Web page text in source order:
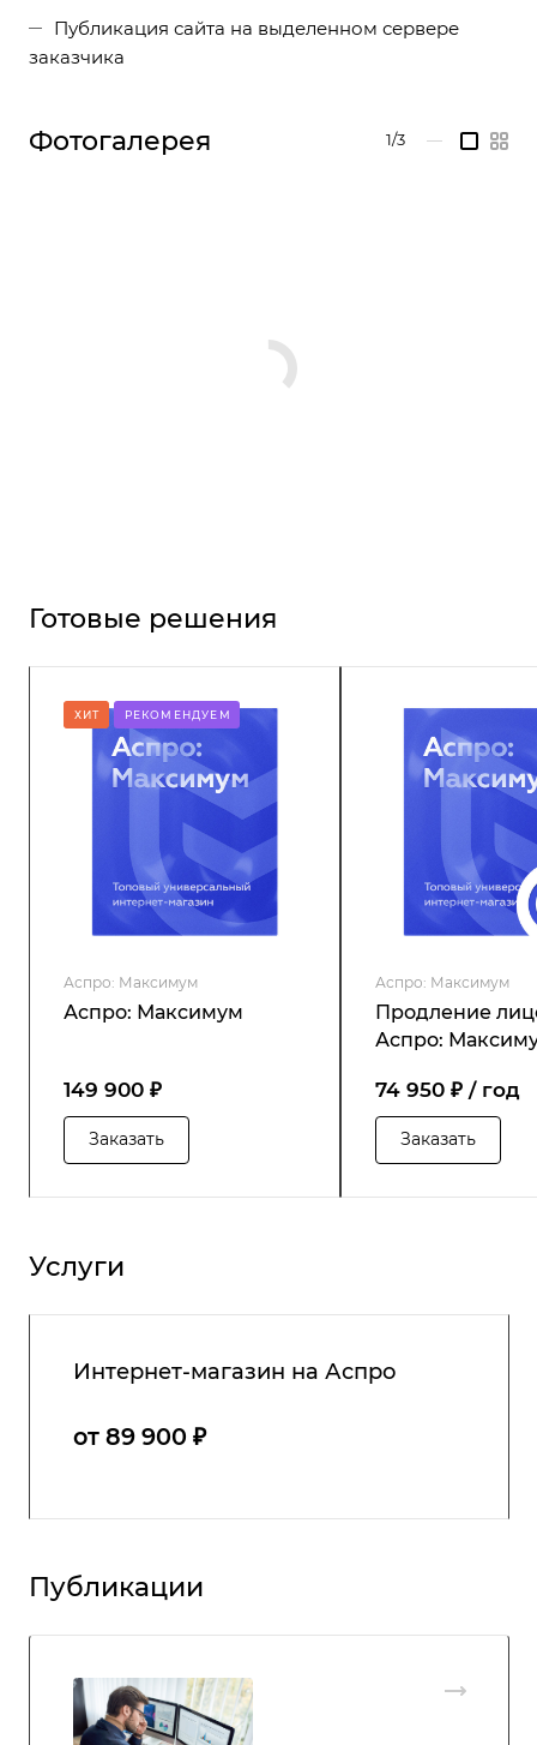
Публикация сайта на выделенном сервере
заказчика
Фотогалерея 1/3 —
Готовые решения
ХИТ РЕКОМЕНДУЕМ
Аспро: Максимум
Аспро: Максимум
149 900 ₽
Заказать
Аспро: Максимум
Продление
Аспро:
74 950 ₽ / год
Заказать
Услуги
Интернет-магазин на Аспро
от 89 900 ₽
Публикации